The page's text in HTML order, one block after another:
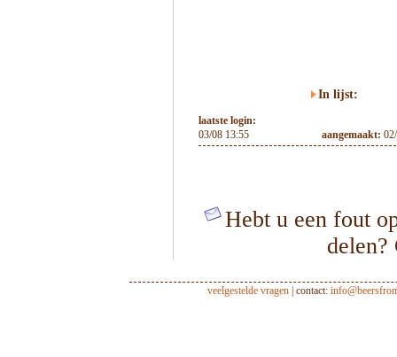
In lijst:
laatste login:
03/08 13:55
aangemaakt:
Hebt u een fout
veelgestelde vragen| contact: